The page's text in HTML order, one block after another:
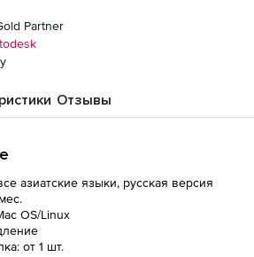
Partner
Отзывы
азиатские языки, русская версия
OS/Linux
от 1 шт.